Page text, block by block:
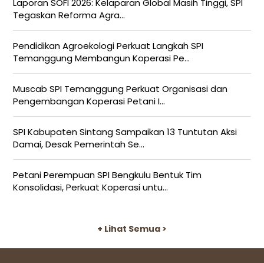
Laporan SOFI 2026: Kelaparan Global Masih Tinggi, SPI
Tegaskan Reforma Agra...
Pendidikan Agroekologi Perkuat Langkah SPI
Temanggung Membangun Koperasi Pe...
Muscab SPI Temanggung Perkuat Organisasi dan
Pengembangan Koperasi Petani I...
SPI Kabupaten Sintang Sampaikan 13 Tuntutan Aksi
Damai, Desak Pemerintah Se...
Petani Perempuan SPI Bengkulu Bentuk Tim
Konsolidasi, Perkuat Koperasi untu...
+ Lihat Semua >